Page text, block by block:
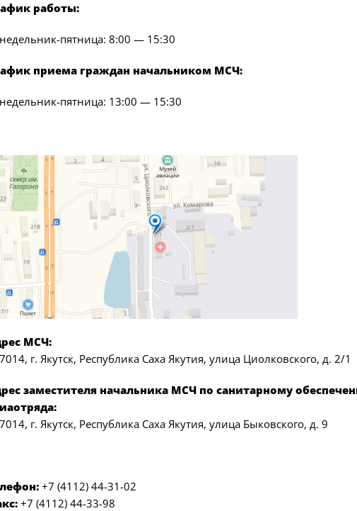
работы:
пятница: 8:00 — 15:30
приема граждан начальником МСЧ:
пятница: 13:00 — 15:30
МСЧ:
г. Якутск, Республика Саха Якутия, улица Циолковского, д. 2/1
заместителя начальника МСЧ по санитарному
г. Якутск, Республика Саха Якутия, улица Быковского, д. 9
+7 (4112) 44-31-02
+7 (4112) 44-33-98